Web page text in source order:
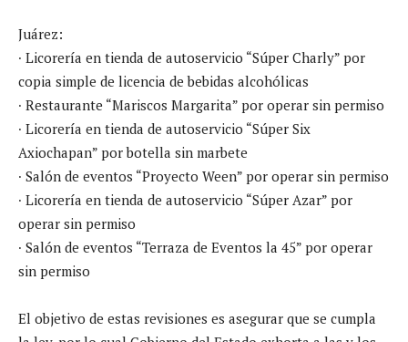
Juárez:
∙ Licorería en tienda de autoservicio “Súper Charly” por
copia simple de licencia de bebidas alcohólicas
∙ Restaurante “Mariscos Margarita” por operar sin permiso
∙ Licorería en tienda de autoservicio “Súper Six
Axiochapan” por botella sin marbete
∙ Salón de eventos “Proyecto Ween” por operar sin permiso
∙ Licorería en tienda de autoservicio “Súper Azar” por
operar sin permiso
∙ Salón de eventos “Terraza de Eventos la 45” por operar
sin permiso
El objetivo de estas revisiones es asegurar que se cumpla